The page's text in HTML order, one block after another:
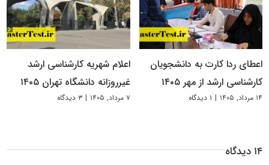
اعطای ردا کارت به دانشجویان
کارشناسی ارشد از مهر ۱۴۰۵
۱۴ مرداد, ۱۴۰۵ | ۱ دیدگاه
اعلام شهریه کارشناسی ارشد
غیرروزانه دانشگاه تهران ۱۴۰۵
۷ مرداد, ۱۴۰۵ | ۳ دیدگاه
۱۴ دیدگاه